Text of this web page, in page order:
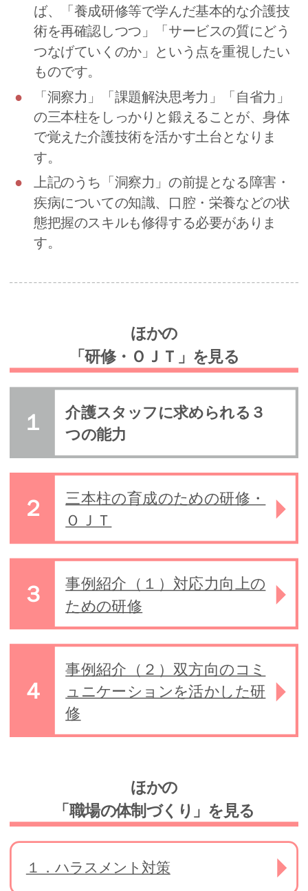
ば、「養成研修等で学んだ基本的な介護技
術を再確認しつつ」「サービスの質にどう
つなげていくのか」という点を重視したい
ものです。
「洞察力」「課題解決思考力」「自省力」
の三本柱をしっかりと鍛えることが、身体
で覚えた介護技術を活かす土台となりま
す。
上記のうち「洞察力」の前提となる障害・
疾病についての知識、口腔・栄養などの状
態把握のスキルも修得する必要がありま
す。
ほかの
「研修・ＯＪＴ」を見る
介護スタッフに求められる３
つの能力
三本柱の育成のための研修・
ＯＪＴ
事例紹介（１）対応力向上の
ための研修
事例紹介（２）双方向のコミ
ュニケーションを活かした研
修
ほかの
「職場の体制づくり」を見る
１．ハラスメント対策